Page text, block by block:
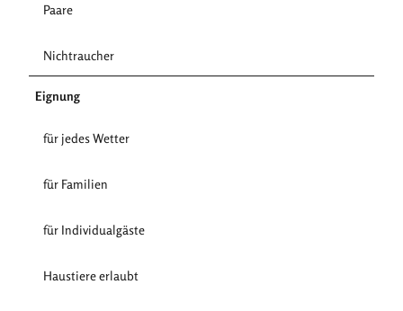
Paare
Nichtraucher
Eignung
für jedes Wetter
für Familien
für Individualgäste
Haustiere erlaubt